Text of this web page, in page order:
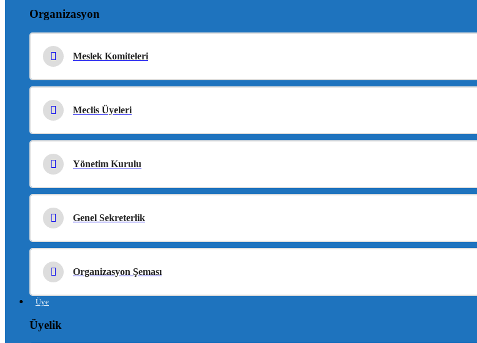
Organizasyon
Meslek Komiteleri
Meclis Üyeleri
Yönetim Kurulu
Genel Sekreterlik
Organizasyon Şeması
Üye
Üyelik